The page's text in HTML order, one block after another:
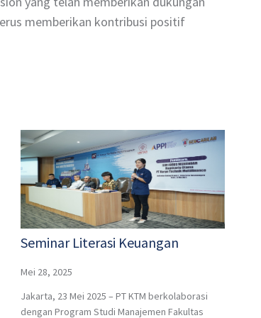
memberikan kontribusi positif
Seminar Literasi Keuangan
Mei 28, 2025
Jakarta, 23 Mei 2025 – PT KTM berkolaborasi
dengan Program Studi Manajemen Fakultas